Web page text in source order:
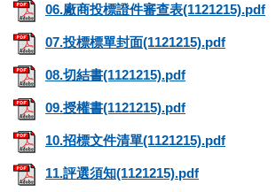
06.廠商投標證件審查表(1121215).pdf
07.投標標單封面(1121215).pdf
08.切結書(1121215).pdf
09.授權書(1121215).pdf
10.招標文件清單(1121215).pdf
11.評選須知(1121215).pdf